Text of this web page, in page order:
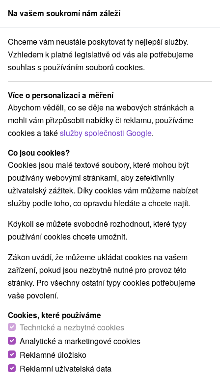
člen skupinySorger
Pobyty na Slovensku Romantické pobyty Horný Zemplín
Romantické pobyty Horný Zemplín
Kategorie
Všechny kategorie
Pobyty v akci(1)
Wellness pobyty(3) Víkendové pobyty(2)
Romantické pobyty
Vyberte lokalitu nebo termín
Nejprodávanější
Obce a města
Veľká Domaša, Dobrá(2)
VŠECHNY
Na vašem soukromí nám záleží
Chceme vám neustále poskytovat ty nejlepší služby.
Vzhledem k platné legislativě od vás ale potřebujeme
souhlas s používáním souborů cookies.
Více o personalizaci a měření
Abychom věděli, co se děje na webových stránkách a
mohli vám přizpůsobit nabídky či reklamu, používáme
cookies a takéslužby společnosti Google.
Co jsou cookies?
Cookies jsou malé textové soubory, které mohou být
používány webovými stránkami, aby zefektivnily
uživatelský zážitek. Díky cookies vám můžeme nabízet
služby podle toho, co opravdu hledáte a chcete najít.
Kdykoli se můžete svobodně rozhodnout, které typy
používání cookies chcete umožnit.
Zákon uvádí, že můžeme ukládat cookies na vašem
zařízení, pokud jsou nezbytně nutné pro provoz této
stránky. Pro všechny ostatní typy cookies potřebujeme
vaše povolení.
Cookies, které používáme
Technické a nezbytné cookies
Analytické a marketingové cookies
Reklamné úložisko
Reklamní uživatelská data